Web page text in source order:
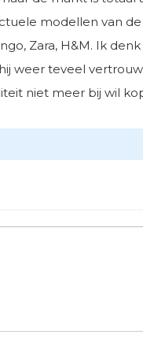
modellen van
Zara, H&M. Ik
weer teveel
niet meer bij wil